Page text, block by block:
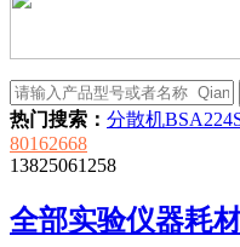
热门搜索： 分散机
80162668
13825061258
全部实验仪器耗